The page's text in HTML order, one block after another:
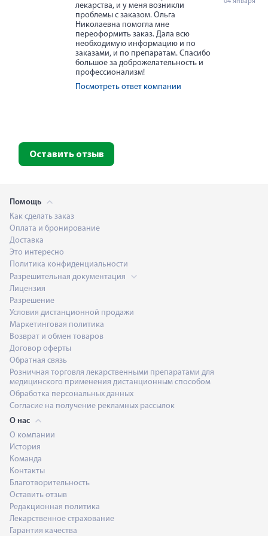
лекарства, и у меня возникли
проблемы с заказом. Ольга
Николаевна помогла мне
переоформить заказ. Дала всю
необходимую информацию и по
заказами, и по препаратам. Спасибо
большое за доброжелательность и
профессионализм!
Посмотреть ответ компании
Оставить отзыв
Помощь
Как сделать заказ
Оплата и бронирование
Доставка
Это интересно
Политика конфиденциальности
Разрешительная документация
Лицензия
Разрешение
Условия дистанционной продажи
Маркетинговая политика
Возврат и обмен товаров
Договор оферты
Обратная связь
Розничная торговля лекарственными препаратами для
медицинского применения дистанционным способом
Обработка персональных данных
Согласие на получение рекламных рассылок
О нас
О компании
История
Команда
Контакты
Благотворительность
Оставить отзыв
Редакционная политика
Лекарственное страхование
Гарантия качества